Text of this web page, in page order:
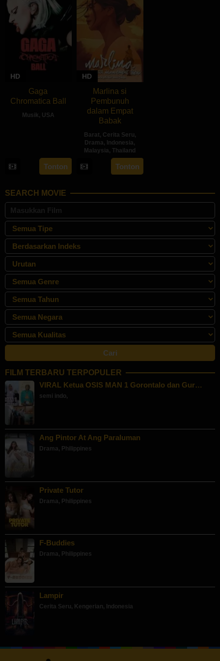
HD
Gaga
Chromatica Ball
Musik, USA
Tonton
HD
Marlina si
Pembunuh
dalam Empat
Babak
Barat, Cerita Seru,
Drama, Indonesia,
Malaysia,Thailand
15
May
Mouly
Surya
Tonton
SEARCH MOVIE
FILM TERBARU TERPOPULER
VIRAL Ketua OSIS MAN 1 Gorontalo dan Gur…
semi indo,
Ang Pintor At Ang Paraluman
Drama, Philippines
Private Tutor
Drama, Philippines
F-Buddies
Drama, Philippines
Lampir
Cerita Seru, Kengerian, Indonesia